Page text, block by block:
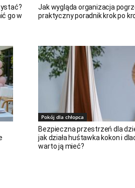
go w
Jak wygląda organizacja
praktyczny poradnik krok po
Pokój dla chłopca
Bezpieczna przestrzeń dla
jak działa huśtawka kokon i
warto ją mieć?